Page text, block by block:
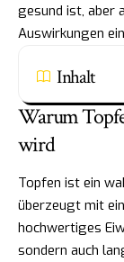
gesund ist, aber
Auswirkungen
Inhalt
Warum
wird
Topfen ist ein
überzeugt mit
hochwertiges
sondern auch